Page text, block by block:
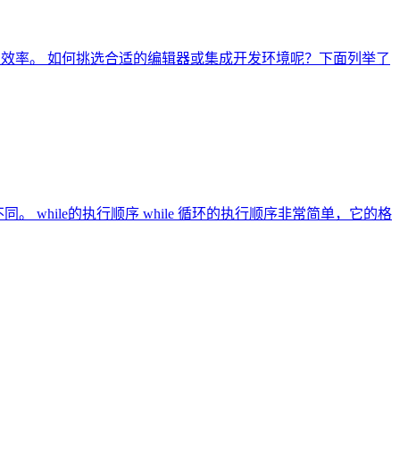
率。 如何挑选合适的编辑器或集成开发环境呢？下面列举了
。 while的执行顺序 while 循环的执行顺序非常简单，它的格